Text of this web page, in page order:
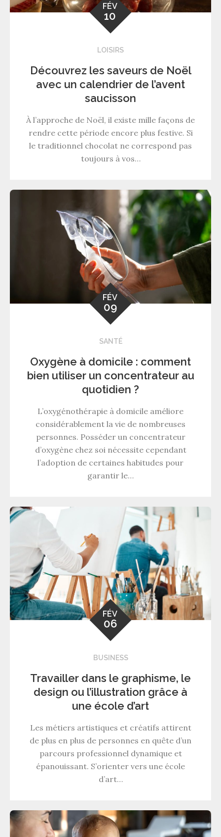
FÉV
10
LOISIRS
Découvrez les saveurs de Noël
avec un calendrier de l’avent
saucisson
À l’approche de Noël, il existe mille façons de
rendre cette période encore plus festive. Si
le traditionnel chocolat ne correspond pas
toujours à vos…
FÉV
09
SANTÉ
Oxygène à domicile : comment
bien utiliser un concentrateur au
quotidien ?
L’oxygénothérapie à domicile améliore
considérablement la vie de nombreuses
personnes. Posséder un concentrateur
d’oxygène chez soi nécessite cependant
l’adoption de certaines habitudes pour
garantir le…
FÉV
06
BUSINESS
Travailler dans le graphisme, le
design ou l’illustration grâce à
une école d’art
Les métiers artistiques et créatifs attirent
de plus en plus de personnes en quête d’un
parcours professionnel dynamique et
épanouissant. S’orienter vers une école
d’art…